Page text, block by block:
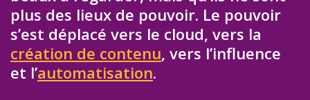
plus des lieux de pouvoir. Le pouvoir
s’est déplacé vers le cloud, vers la
création de contenu, vers l’influence
et l’automatisation.